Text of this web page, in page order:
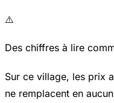
⚠️
Des chiffres à lire
Sur ce village, les prix
ne remplacent en